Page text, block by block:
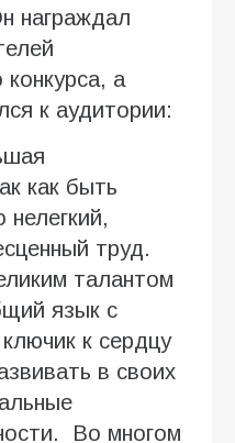
награждал
а
к аудитории:
как быть
труд.
талантом
язык с
к сердцу
в своих
Во многом